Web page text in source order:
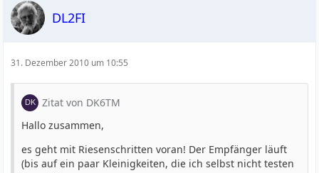
DL2FI
31. Dezember 2010 um 10:55
Zitat von DK6TM
Hallo zusammen,
es geht mit Riesenschritten voran! Der Empfänger läuft
(bis auf ein paar Kleinigkeiten, die ich selbst nicht testen